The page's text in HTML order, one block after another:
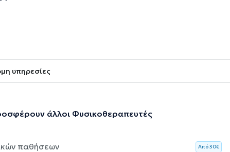
υπηρεσίες
άλλοι Φυσικοθεραπευτές
παθήσεων Aπό 30€